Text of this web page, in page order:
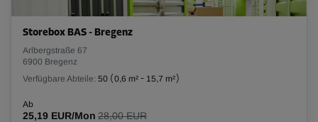
Storebox BAS - Bregenz
Arlbergstraße 67
6900 Bregenz
Verfügbare Abteile: 50 (0,6 m² - 15,7 m²)
Ab
25,19 EUR/Mon 28,00 EUR